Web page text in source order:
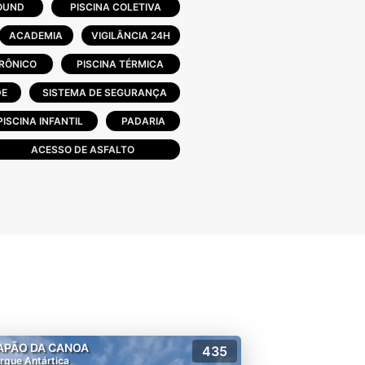
espaço gourmet, salão de
PISCINA COLETIVA
ACADEMIA VIGILÂNCIA 24H
PISCINA TÉRMICA
SISTEMA DE SEGURANÇA
INFANTIL PADARIA
ACESSO DE ASFALTO
DA CANOA
Antártica
435